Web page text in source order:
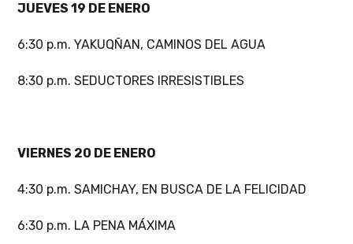
JUEVES 19 DE ENERO
6:30 p.m. YAKUQÑAN, CAMINOS DEL AGUA
8:30 p.m. SEDUCTORES IRRESISTIBLES
VIERNES 20 DE ENERO
4:30 p.m. SAMICHAY, EN BUSCA DE LA FELICIDAD
6:30 p.m. LA PENA MÁXIMA